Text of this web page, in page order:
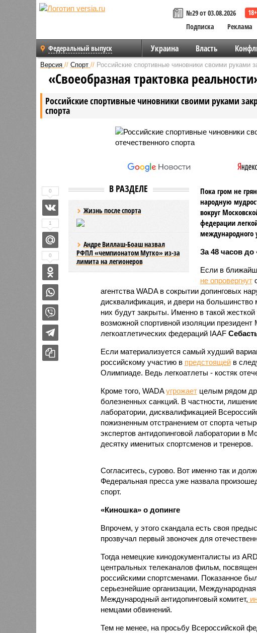
№29 от 03.08.2026
Подписка
Реклама
Федеральный выпуск Украина Власть
Версия // Спорт // Российские спортивные чиновники своими руками
Российские спортивные чиновники своими руками
спорта
«Своеобразная трактовка
В РАЗДЕЛЕ
Жизнь после спорта
Андре Виллаш-Боаш назвал
РФПЛ «чемпионатом Мутко» из-за
лимита на легионеров
Пока гром не
народную
вокруг
федерации
международного
За 48 часов до
Если в
не опровергнут
агентства WADA в сокрытии допинговых
дисквалификация, и двери на
них будут закрыты. Именно в такой
возможной спортивной изоляции
легкоатлетических федераций IAAF
Если материализуется самый худший
российскому участию в предстоящейв
Олимпиаде. Ведь легкоатлеты - костяк
Кроме того, WADAугрожаетцелым рядом
болезненных санкций. В частности,
лаборатории, дисквалификацией
пожизненным отстранением от спорта
экспертов антидопинговой лаборатории в
десятку именитых спортсменов и тренеров.
Согласитесь, сурово. Вот именно так и
Федеральная пресса уже назвала
спорт.
«Киношка» о допинге
Впрочем, у этого скандала есть своя
прозвучал первый звоночек для
Тогда немецкие кинодокументалисты из ARD
центральных телеканалов фильм,
российскими спортсменами. Показанное
серьезнейшие организации,
Международный антидопинговый комитет,
немцами обвинений.
Тем не менее, на просьбу Всероссийской
0
1
0